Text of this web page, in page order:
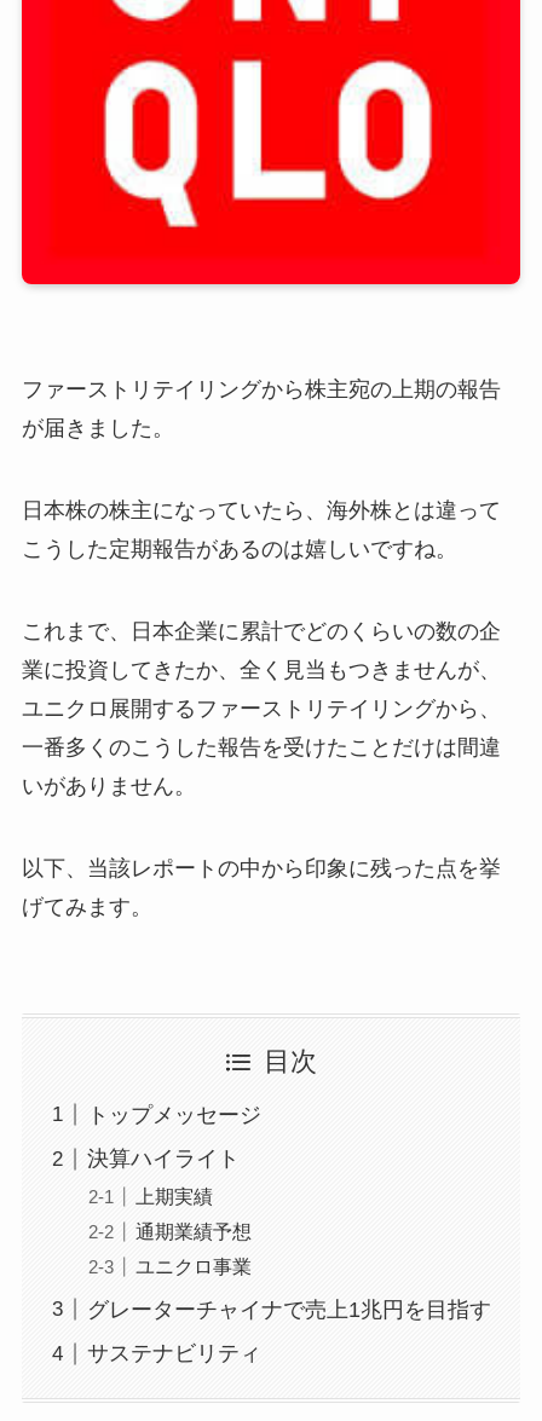
ファーストリテイリングから株主宛の上期の報告
が届きました。
日本株の株主になっていたら、海外株とは違って
こうした定期報告があるのは嬉しいですね。
これまで、日本企業に累計でどのくらいの数の企
業に投資してきたか、全く見当もつきませんが、
ユニクロ展開するファーストリテイリングから、
一番多くのこうした報告を受けたことだけは間違
いがありません。
以下、当該レポートの中から印象に残った点を挙
げてみます。
目次
トップメッセージ
決算ハイライト
上期実績
通期業績予想
ユニクロ事業
グレーターチャイナで売上1兆円を目指す
サステナビリティ